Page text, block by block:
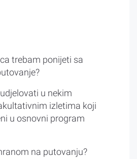
trebam ponijeti sa
u nekim
izletima koji
u osnovni program
na putovanju?